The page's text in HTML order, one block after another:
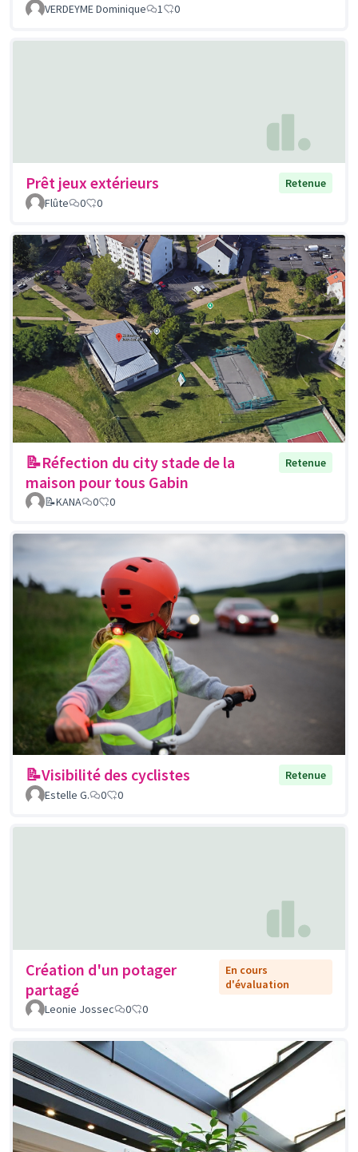
VERDEYME Dominique 1 0
Prêt jeux extérieurs
Retenue
Flûte
0 0
📝Réfection du city stade de la
maison pour tous Gabin
Retenue
📝KANA 0 0
📝Visibilité des cyclistes
Retenue
Estelle G.
0 0
Création d'un potager
partagé
En cours
d'évaluation
Leonie Jossec
0 0